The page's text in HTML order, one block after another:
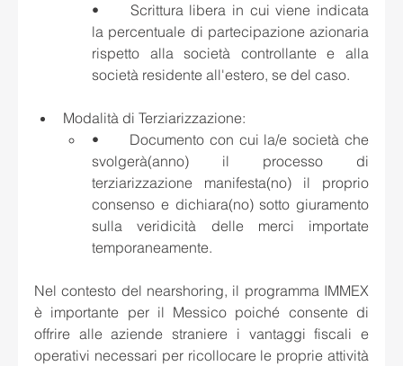
•	Scrittura libera in cui viene indicata
la percentuale di partecipazione azionaria
rispetto alla società controllante e alla
società residente all'estero, se del caso.
Modalità di Terziarizzazione:
•	Documento con cui la/e società che
svolgerà(anno) il processo di
terziarizzazione manifesta(no) il proprio
consenso e dichiara(no) sotto giuramento
sulla veridicità delle merci importate
temporaneamente.
Nel contesto del nearshoring, il programma IMMEX
è importante per il Messico poiché consente di
offrire alle aziende straniere i vantaggi fiscali e
operativi necessari per ricollocare le proprie attività